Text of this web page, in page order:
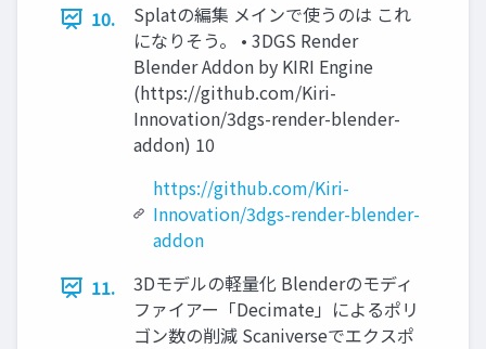
10.
Splatの編集 メインで使うのは これ
になりそう。 • 3DGS Render
Blender Addon by KIRI Engine
(https://github.com/Kiri-
Innovation/3dgs-render-blender-
addon) 10
https://github.com/Kiri-
Innovation/3dgs-render-blender-
addon
11.
3Dモデルの軽量化 Blenderのモディ
ファイアー「Decimate」によるポリ
ゴン数の削減 Scaniverseでエクスポ